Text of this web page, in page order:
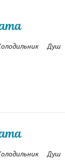
Душ
Душ